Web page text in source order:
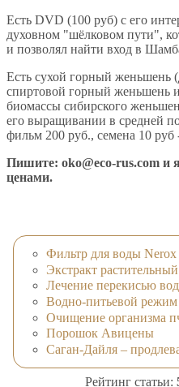
Есть DVD (100 руб) с его
духовном "шёлковом пути",
и позволял найти вход в
Есть сухой горный женьшень
спиртовой горный женьшень
биомассы сибирского
его выращивании в средней
фильм 200 руб., семена 10 руб
Пишите: oko@eco-rus.com и
ценами.
Фильтр для воды
Экстракт
Лечение перекисью
Водно-питьевой
Очищение организма
Порошок Авицены
Саган-Дайля –
Рейтинг статьи: